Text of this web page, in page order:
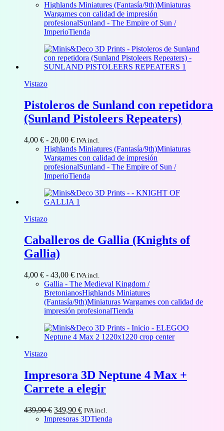
de
precios:
desde
6,00 €
22,00 €
Highlands Miniatures (Fantasía/9th)Miniaturas
Wargames con calidad de impresión
profesionalSunland - The Empire of Sun /
ImperioTienda
Vistazo
Pistoleros de Sunland con repetidora
(Sunland Pistoleers Repeaters)
4,00 € - 20,00 €Rango
de
precios:
desde
4,00 €
20,00 €
IVA incl.
Highlands Miniatures (Fantasía/9th)Miniaturas
Wargames con calidad de impresión
profesionalSunland - The Empire of Sun /
ImperioTienda
Vistazo
Caballeros de Gallia (Knights of
Gallia)
4,00 € - 43,00 €Rango
de
precios:
desde
4,00 €
43,00 €
IVA incl.
Gallia - The Medieval Kingdom /
BretonianosHighlands Miniatures
(Fantasía/9th)Miniaturas Wargames con calidad de
impresión profesionalTienda
Vistazo
Impresora 3D Neptune 4 Max +
Carrete a elegir
439,90€ El
precio
349,90 €El
precio
IVA incl.
Impresoras 3DTienda